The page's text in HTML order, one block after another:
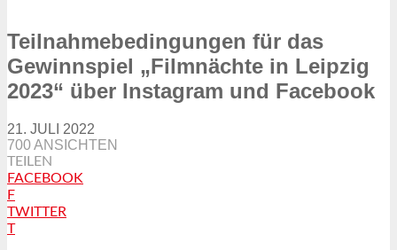
Teilnahmebedingungen für das
Gewinnspiel „Filmnächte in Leipzig
2023“ über Instagram und Facebook
21. JULI 2022
700 ANSICHTEN
TEILEN
FACEBOOK
F
TWITTER
T